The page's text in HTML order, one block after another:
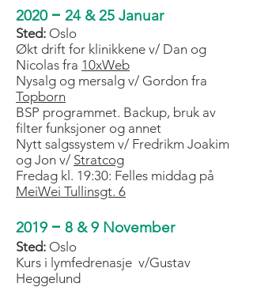
2020 – 24 & 25 Januar
Sted: Oslo
Økt drift for klinikkene v/ Dan og
Nicolas fra 10xWeb​
Nysalg og mersalg v/ Gordon fra
Topborn
BSP programmet. Backup, bruk av
filter funksjoner og annet
Nytt salgssystem v/ Fredrikm Joakim
og Jon v/ Stratcog
Fredag kl. 19:30: Felles middag på
MeiWei Tullinsgt. 6
2019 – 8 & 9 November
Sted: Oslo
Kurs i lymfedrenasje v/Gustav
Heggelund